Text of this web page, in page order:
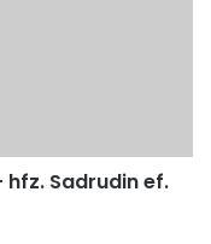
hfz. Sadrudin ef.